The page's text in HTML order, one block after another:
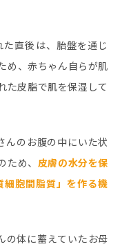
直後は、胎盤を通じ
め、赤ちゃん自らが肌
た皮脂で肌を保湿して
んのお腹の中にいた状
め、 皮膚の水分を保
胞間脂質」を作る機
の体に蓄えていたお母